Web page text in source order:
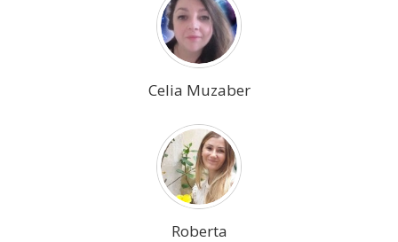
Celia Muzaber
Roberta